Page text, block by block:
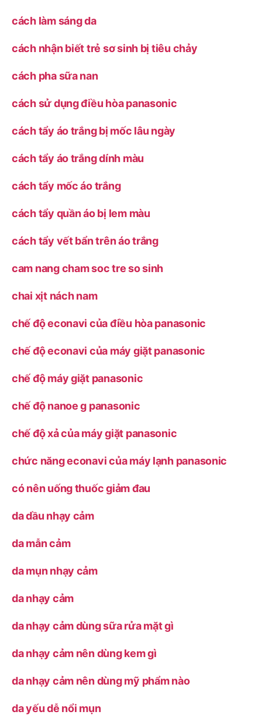
cách làm sáng da
cách nhận biết trẻ sơ sinh bị tiêu chảy
cách pha sữa nan
cách sử dụng điều hòa panasonic
cách tẩy áo trắng bị mốc lâu ngày
cách tẩy áo trắng dính màu
cách tẩy mốc áo trắng
cách tẩy quần áo bị lem màu
cách tẩy vết bẩn trên áo trắng
cam nang cham soc tre so sinh
chai xịt nách nam
chế độ econavi của điều hòa panasonic
chế độ econavi của máy giặt panasonic
chế độ máy giặt panasonic
chế độ nanoe g panasonic
chế độ xả của máy giặt panasonic
chức năng econavi của máy lạnh panasonic
có nên uống thuốc giảm đau
da dầu nhạy cảm
da mẫn cảm
da mụn nhạy cảm
da nhạy cảm
da nhạy cảm dùng sữa rửa mặt gì
da nhạy cảm nên dùng kem gì
da nhạy cảm nên dùng mỹ phẩm nào
da yếu dễ nổi mụn